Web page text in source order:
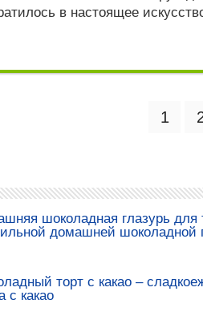
в настоящее
1
шоколадная глазурь для
домашней шоколадной
торт с какао –
с какао